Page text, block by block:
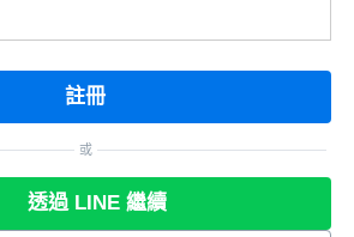
註冊
或
透過 LINE 繼續